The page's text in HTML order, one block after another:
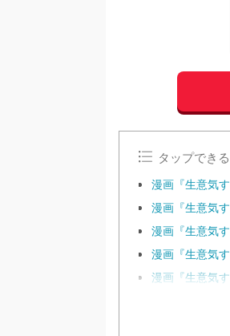
タップでき
漫画『生意気
漫画『生意気
漫画『生意気
漫画『生意気
漫画『生意気